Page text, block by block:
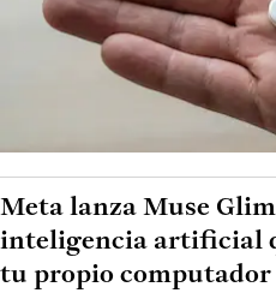
Meta lanza Muse
inteligencia artificial
tu propio computador